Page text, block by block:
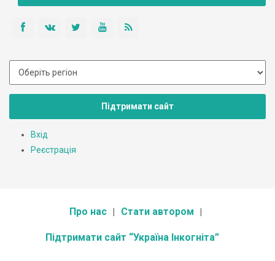
Підтримати сайт
Вхід
Реєстрація
Про нас Стати автором
Підтримати сайт “Україна Інкогніта”